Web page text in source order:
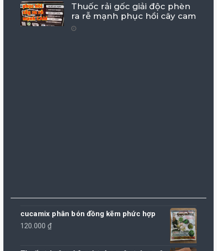
Thuốc rải gốc giải độc phèn
ra rễ mạnh phục hồi cây cam
cucamix phân bón đồng kẽm phức hợp
120.000₫